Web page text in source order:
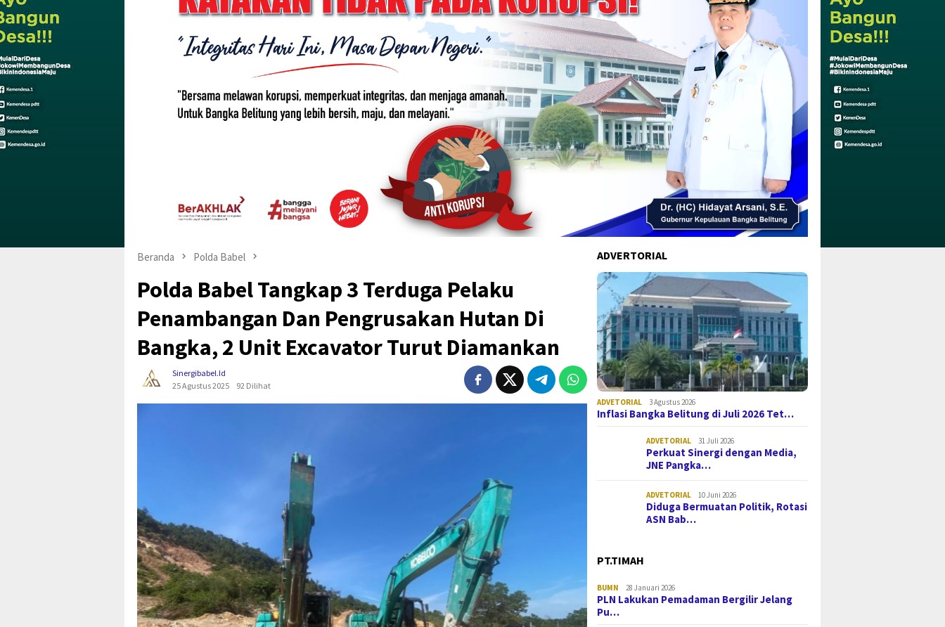
Beranda Polda Babel
Polda Babel Tangkap 3 Terduga Pelaku
Penambangan Dan Pengrusakan Hutan Di
Bangka, 2 Unit Excavator Turut Diamankan
Sinergibabel.id
25 Agustus 2025
92 Dilihat
ADVERTORIAL
ADVETORIAL 3 Agustus 2026
Inflasi Bangka Belitung di Juli 2026 Tet…
ADVETORIAL 31 Juli 2026
Perkuat Sinergi dengan Media,
JNE Pangka…
ADVETORIAL 10 Juni 2026
Diduga Bermuatan Politik, Rotasi
ASN Bab…
PT.TIMAH
BUMN 28 Januari 2026
PLN Lakukan Pemadaman Bergilir Jelang
Pu…